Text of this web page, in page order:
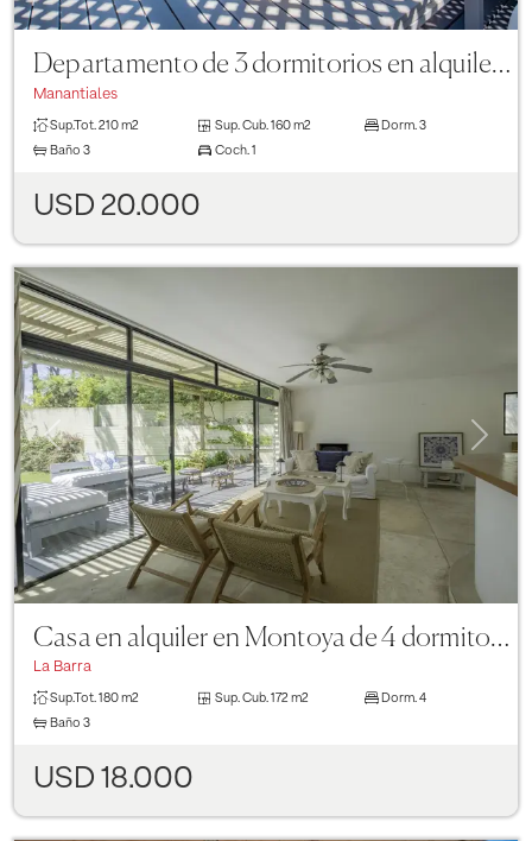
Departamento de 3 dormitorios en alquiler - Terrazas de Manantiales
Manantiales
Sup.Tot. 210 m2 Sup. Cub. 160 m2 Dorm. 3
Baño 3 Coch. 1
USD 20.000
Previous Next
Casa en alquiler en Montoya de 4 dormitorios
La Barra
Sup.Tot. 180 m2 Sup. Cub. 172 m2 Dorm. 4
Baño 3
USD 18.000